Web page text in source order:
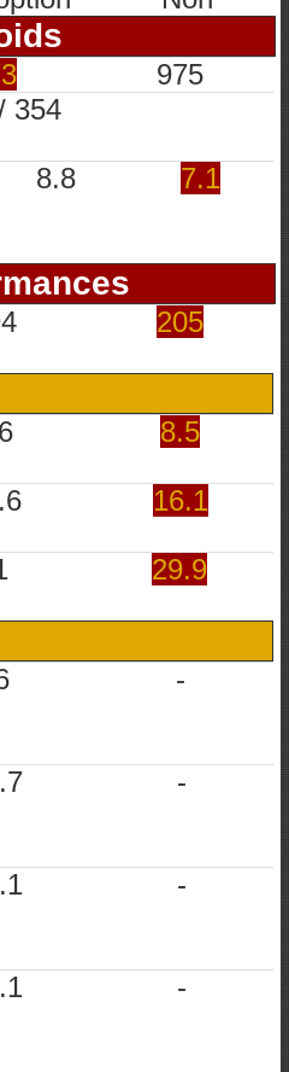
975
354
8.8 7.1
205
8.5
16.1
29.9
-
-
-
-